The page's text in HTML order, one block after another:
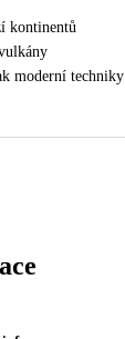
kontinentů
moderní techniky